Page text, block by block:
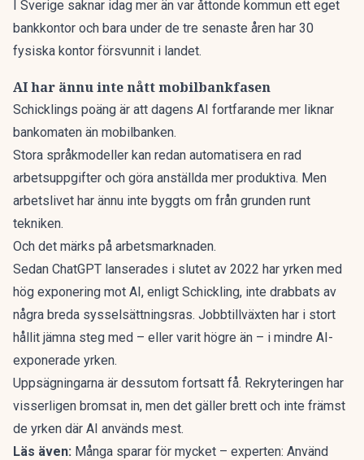
I Sverige saknar idag mer än var åttonde kommun ett eget
bankkontor och bara under de tre senaste åren har 30
fysiska kontor försvunnit i landet.
AI har ännu inte nått mobilbankfasen
Schicklings poäng är att dagens AI fortfarande mer liknar
bankomaten än mobilbanken.
Stora språkmodeller kan redan automatisera en rad
arbetsuppgifter och göra anställda mer produktiva. Men
arbetslivet har ännu inte byggts om från grunden runt
tekniken.
Och det märks på arbetsmarknaden.
Sedan ChatGPT lanserades i slutet av 2022 har yrken med
hög exponering mot AI, enligt Schickling, inte drabbats av
några breda sysselsättningsras. Jobbtillväxten har i stort
hållit jämna steg med – eller varit högre än – i mindre AI-
exponerade yrken.
Uppsägningarna är dessutom fortsatt få. Rekryteringen har
visserligen bromsat in, men det gäller brett och inte främst
de yrken där AI används mest.
Läs även: Många sparar för mycket – experten: Använd